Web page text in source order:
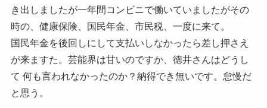
き出しましたが一年間コンビニで働いていましたがその
時の、健康保険、国民年金、市民税、一度に来て。
国民年金を後回しにして支払いしなかったら差し押さえ
が来ますた。芸能界は甘いのですか、徳井さんはどうし
て 何も言われなかったのか？納得でき無いです。怠慢だ
と思う。